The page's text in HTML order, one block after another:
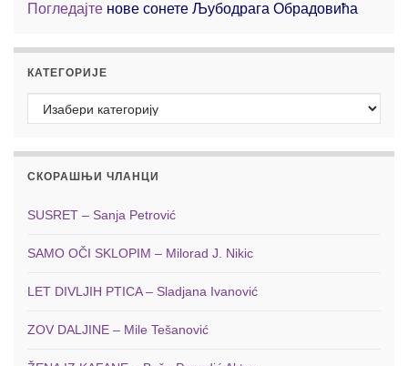
Погледајте нове сонете Љубодрага Обрадовића
КАТЕГОРИЈЕ
Категорије
СКОРАШЊИ ЧЛАНЦИ
SUSRET – Sanja Petrović
SAMO OČI SKLOPIM – Milorad J. Nikic
LET DIVLJIH PTICA – Sladjana Ivanović
ZOV DALJINE – Mile Tešanović